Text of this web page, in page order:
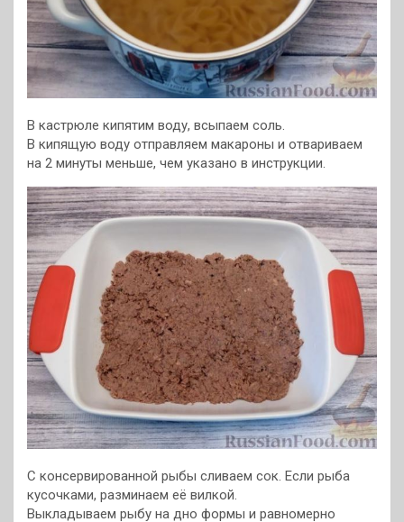
В кастрюле кипятим воду, всыпаем соль.
В кипящую воду отправляем макароны и отвариваем
на 2 минуты меньше, чем указано в инструкции.
С консервированной рыбы сливаем сок. Если рыба
кусочками, разминаем её вилкой.
Выкладываем рыбу на дно формы и равномерно